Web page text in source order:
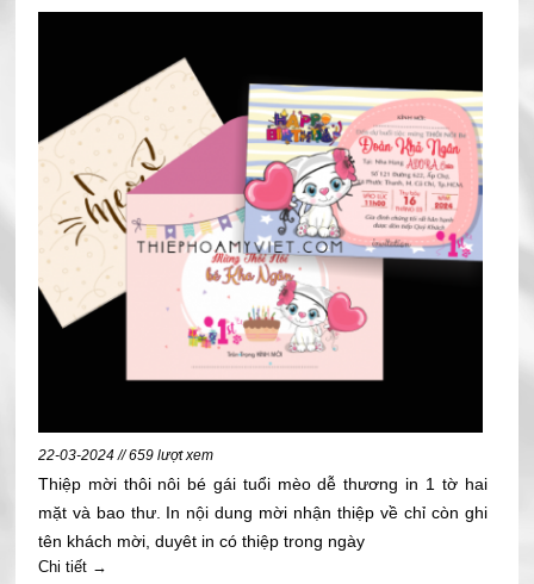
22-03-2024 // 659 lượt xem
Thiệp mời thôi nôi bé gái tuổi mèo dễ thương in 1 tờ hai
mặt và bao thư. In nội dung mời nhận thiệp về chỉ còn ghi
tên khách mời, duyêt in có thiệp trong ngày
Chi tiết →